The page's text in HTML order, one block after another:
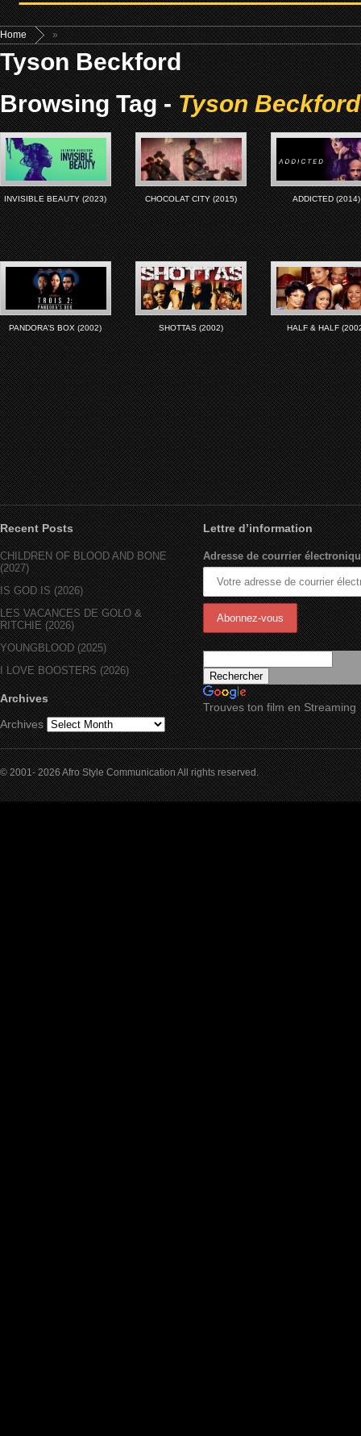
Home »
Tyson Beckford
Browsing Tag -Tyson Beckford
INVISIBLE BEAUTY (2023) CHOCOLAT CITY (2015) ADDICTED (2014)
PANDORA’S BOX (2002) SHOTTAS (2002) HALF & HALF
Recent Posts
CHILDREN OF BLOOD AND BONE
(2027)
IS GOD IS (2026)
LES VACANCES DE GOLO &
RITCHIE (2026)
YOUNGBLOOD (2025)
I LOVE BOOSTERS (2026)
Archives
Archives
Lettre d’information
Adresse de courrier
Trouves ton film en Streaming
© 2001- 2026 Afro Style Communication All rights reserved.